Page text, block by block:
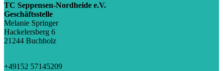
TC Seppensen-Nordheide e.V.
Geschäftsstelle
Melanie Springer
Hackelersberg 6
21244 Buchholz
+49152 57145209